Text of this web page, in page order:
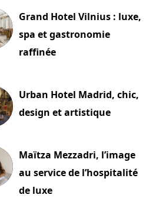
Grand Hotel Vilnius : luxe,
spa et gastronomie
raffinée
Urban Hotel Madrid, chic,
design et artistique
Maïtza Mezzadri, l’image
au service de l’hospitalité
de luxe